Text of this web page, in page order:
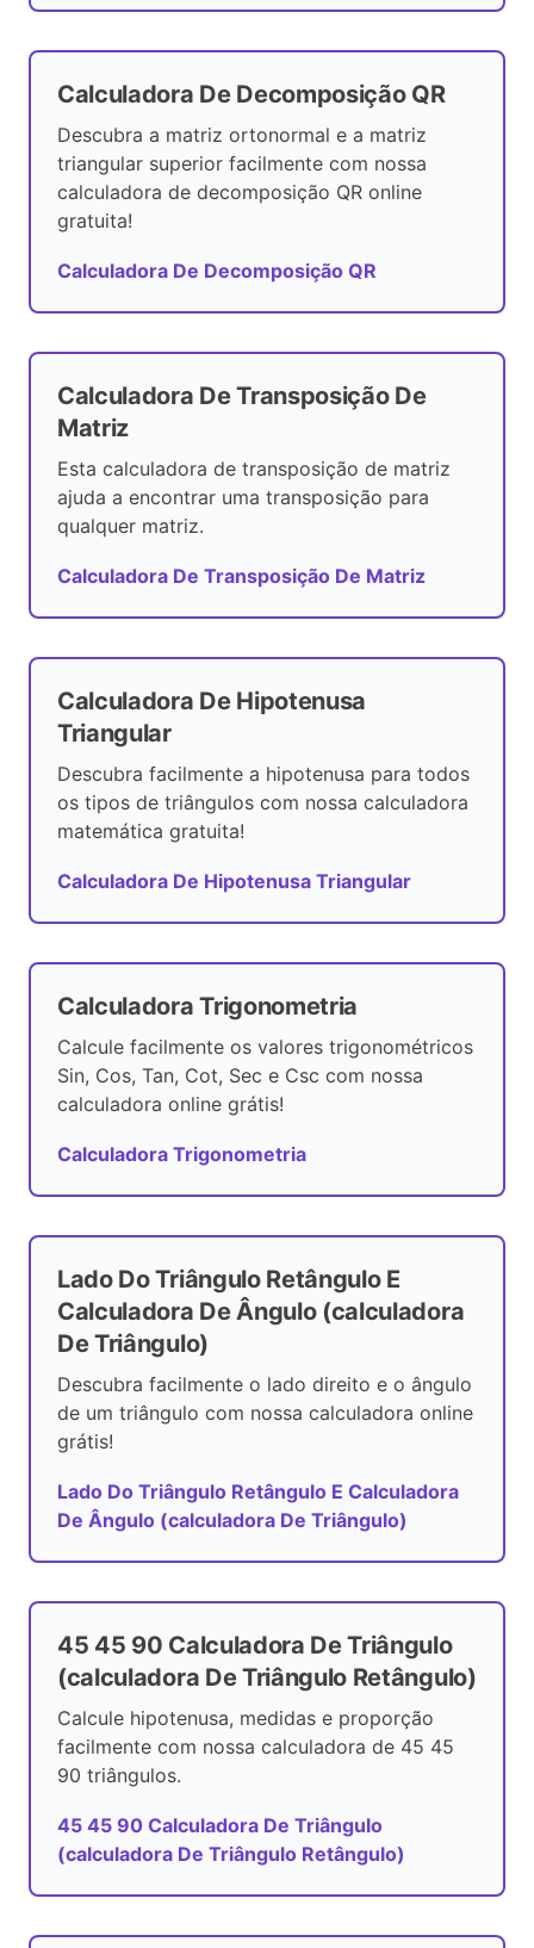
Calculadora De Decomposição QR
Descubra a matriz ortonormal e a matriz
triangular superior facilmente com nossa
calculadora de decomposição QR online
gratuita!
Calculadora De Decomposição QR
Calculadora De Transposição De
Matriz
Esta calculadora de transposição de matriz
ajuda a encontrar uma transposição para
qualquer matriz.
Calculadora De Transposição De Matriz
Calculadora De Hipotenusa
Triangular
Descubra facilmente a hipotenusa para todos
os tipos de triângulos com nossa calculadora
matemática gratuita!
Calculadora De Hipotenusa Triangular
Calculadora Trigonometria
Calcule facilmente os valores trigonométricos
Sin, Cos, Tan, Cot, Sec e Csc com nossa
calculadora online grátis!
Calculadora Trigonometria
Lado Do Triângulo Retângulo E
Calculadora De Ângulo (calculadora
De Triângulo)
Descubra facilmente o lado direito e o ângulo
de um triângulo com nossa calculadora online
grátis!
Lado Do Triângulo Retângulo E Calculadora
De Ângulo (calculadora De Triângulo)
45 45 90 Calculadora De Triângulo
(calculadora De Triângulo Retângulo)
Calcule hipotenusa, medidas e proporção
facilmente com nossa calculadora de 45 45
90 triângulos.
45 45 90 Calculadora De Triângulo
(calculadora De Triângulo Retângulo)